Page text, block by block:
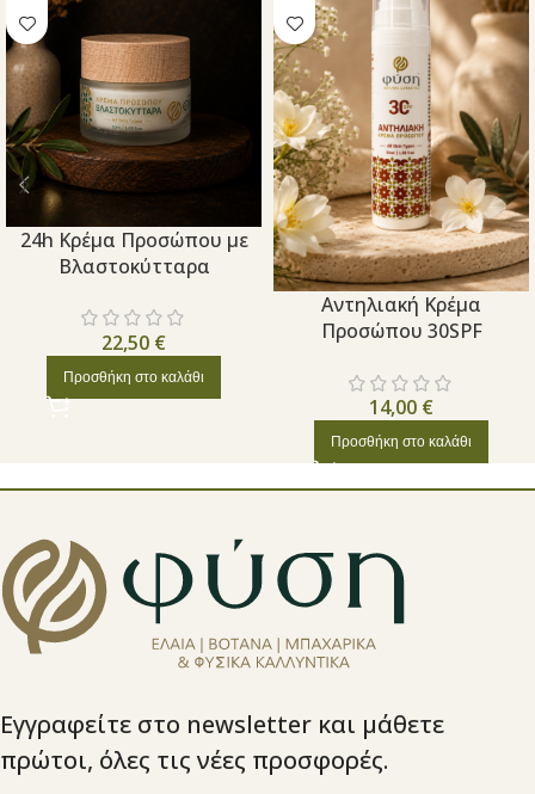
24h Κρέμα Προσώπου με
Βλαστοκύτταρα
22,50 €
Προσθήκη στο καλάθι
Aντηλιακή Κρέμα
Προσώπου 30SPF
14,00 €
Προσθήκη στο καλάθι
Εγγραφείτε στο newsletter και μάθετε
πρώτοι, όλες τις νέες προσφορές.